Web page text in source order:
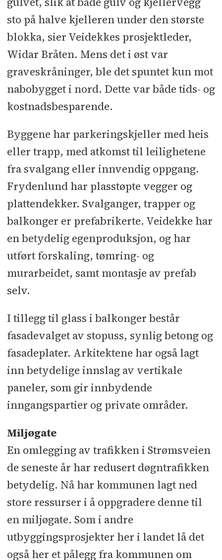
sto på halve kjelleren under den største
blokka, sier Veidekkes prosjektleder,
Widar Bråten. Mens det i øst var
graveskråninger, ble det spuntet kun mot
nabobygget i nord. Dette var både tids- og
kostnadsbesparende.
Byggene har parkeringskjeller med heis
eller trapp, med atkomst til leilighetene
fra svalgang eller innvendig oppgang.
Frydenlund har plasstøpte vegger og
plattendekker. Svalganger, trapper og
balkonger er prefabrikerte. Veidekke har
en betydelig egenproduksjon, og har
utført forskaling, tømring- og
murarbeidet, samt montasje av prefab
selv.
I tillegg til glass i balkonger består
fasadevalget av stopuss, synlig betong og
fasadeplater. Arkitektene har også lagt
inn betydelige innslag av vertikale
paneler, som gir innbydende
inngangspartier og private områder.
Miljøgate
En omlegging av trafikken i Strømsveien
de seneste år har redusert døgntrafikken
betydelig. Nå har kommunen lagt ned
store ressurser i å oppgradere denne til
en miljøgate. Som i andre
utbyggingsprosjekter her i landet lå det
også her et pålegg fra kommunen om